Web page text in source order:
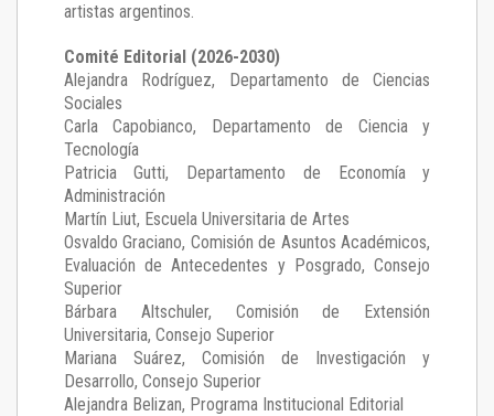
artistas argentinos.
Comité Editorial (2026-2030)
Alejandra Rodríguez, Departamento de Ciencias
Sociales
Carla Capobianco, Departamento de Ciencia y
Tecnología
Patricia Gutti, Departamento de Economía y
Administración
Martín Liut, Escuela Universitaria de Artes
Osvaldo Graciano, Comisión de Asuntos Académicos,
Evaluación de Antecedentes y Posgrado, Consejo
Superior
Bárbara Altschuler, Comisión de Extensión
Universitaria, Consejo Superior
Mariana Suárez, Comisión de Investigación y
Desarrollo, Consejo Superior
Alejandra Belizan, Programa Institucional Editorial